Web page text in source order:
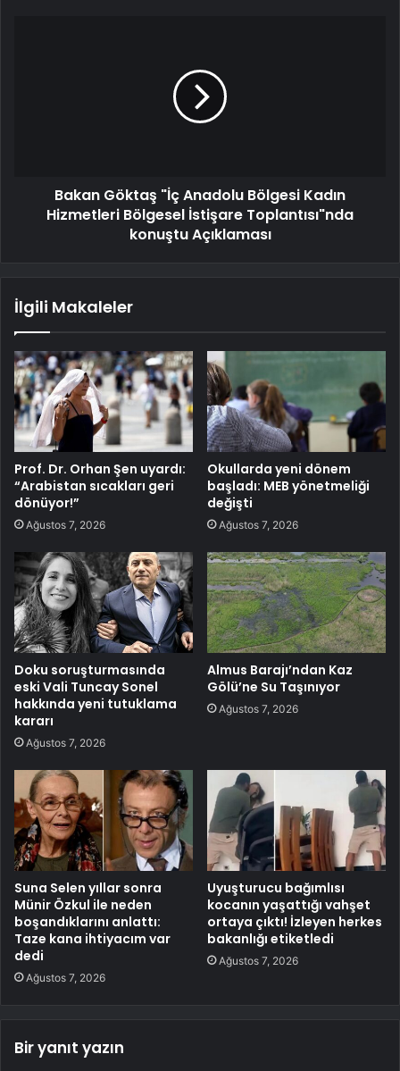
Bakan Göktaş "İç Anadolu Bölgesi Kadın
Hizmetleri Bölgesel İstişare Toplantısı"nda
konuştu Açıklaması
İlgili Makaleler
Prof. Dr. Orhan Şen uyardı:
“Arabistan sıcakları geri
dönüyor!”
Ağustos 7, 2026
Okullarda yeni dönem
başladı: MEB yönetmeliği
değişti
Ağustos 7, 2026
Doku soruşturmasında
eski Vali Tuncay Sonel
hakkında yeni tutuklama
kararı
Ağustos 7, 2026
Almus Barajı’ndan Kaz
Gölü’ne Su Taşınıyor
Ağustos 7, 2026
Suna Selen yıllar sonra
Münir Özkul ile neden
boşandıklarını anlattı:
Taze kana ihtiyacım var
dedi
Ağustos 7, 2026
Uyuşturucu bağımlısı
kocanın yaşattığı vahşet
ortaya çıktı! İzleyen herkes
bakanlığı etiketledi
Ağustos 7, 2026
Bir yanıt yazın